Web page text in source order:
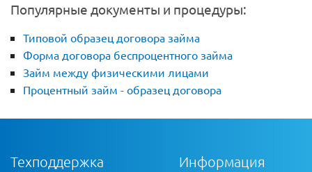
Популярные документы и процедуры:
Типовой образец договора займа
Форма договора беспроцентного займа
Займ между физическими лицами
Процентный займ - образец договора
Техподдержка Информация